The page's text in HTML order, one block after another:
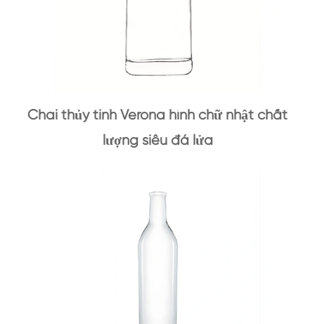
Chai thủy tinh Verona hình chữ nhật chất
lượng siêu đá lửa